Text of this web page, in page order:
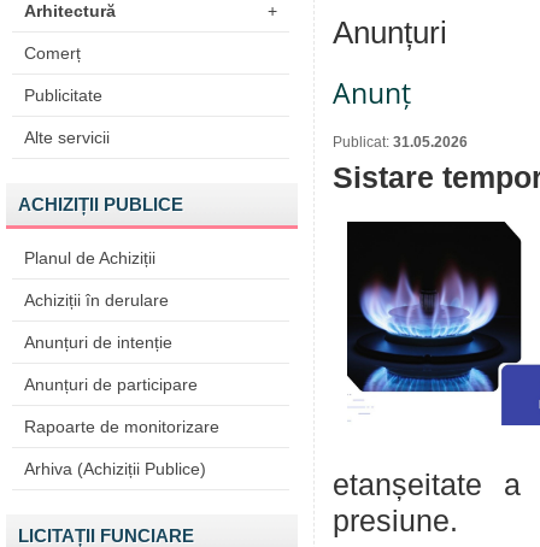
Arhitectură +
Comerț
Publicitate
Alte servicii
ACHIZIȚII PUBLICE
Planul de Achiziții
Achiziții în derulare
Anunțuri de intenție
Anunțuri de participare
Rapoarte de monitorizare
Arhiva (Achiziții Publice)
LICITAȚII FUNCIARE
Anunțuri
Anunț
Publicat: 31.05.2026
Sistare
etanșeitate
presiune.